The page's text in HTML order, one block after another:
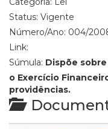
Status: Vigente
Número/Ano: 004/
Link:
Súmula: Dispõe
o Exercício
providências.